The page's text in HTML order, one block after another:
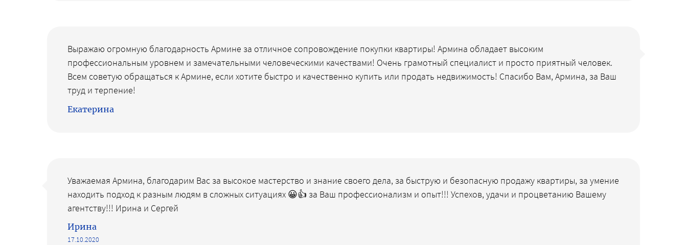
Выражаю огромную благодарность Армине за отличное сопровождение покупки квартиры! Армина обладает высоким
профессиональным уровнем и замечательными человеческими качествами! Очень грамотный специалист и просто приятный человек.
Всем советую обращаться к Армине, если хотите быстро и качественно купить или продать недвижимость! Спасибо Вам, Армина, за Ваш
труд и терпение!
Екатерина
Уважаемая Армина, благодарим Вас за высокое мастерство и знание своего дела, за быструю и безопасную продажу квартиры, за умение
находить подход к разным людям в сложных ситуациях 😀👍 за Ваш профессионализм и опыт!!! Успехов, удачи и процветанию Вашему
агентству!!! Ирина и Сергей
Ирина
17.10.2020